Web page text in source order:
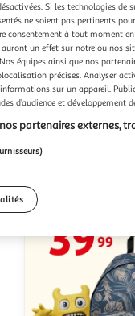
COMPRENDRE
OISEAUX, Giraud
Vendu par GpasPlus
12,90€
Si les technologies
ne soient pas pertinents
consentement à tout moment
un effet sur notre ou nos
équipes ainsi que nos
précises. Analyser
sur un appareil.
d’audience et développement
partenaires externes,